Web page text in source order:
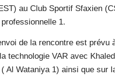
au Club Sportif Sfaxien
1.
de la rencontre est
technologie VAR avec
Al Wataniya 1) ainsi que sur